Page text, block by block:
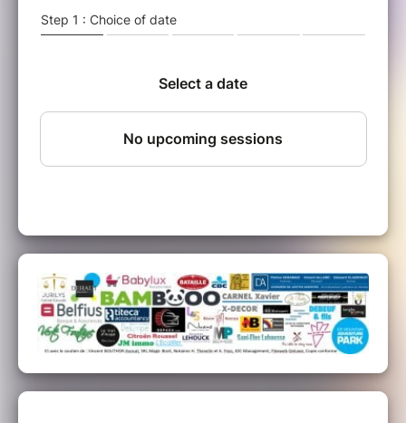
notre public en 2023 : elle revient
les 1er et 2 mai 2026 .
A ne louper sous aucun prétexte !
Line up : Kaz Hawkins, lead vocals, acoustic
guitar ; Franck Le Masle, keyboards, vocals ;